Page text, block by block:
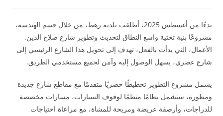
بدءًا من أغسطس 2025، أطلقت بلدية رهط، من خلال قسم الهندسة،
مشروعًا بنية تحتية واسع النطاق لتحديث وتطوير شارع صلاح الدين.
الأعمال، التي بدأت بالفعل، تهدف إلى تحويل هذا الشارع الرئيسي إلى
شارع عصري، يسهل الوصول إليه وآمن لجميع مستخدمي الطريق.
يشمل مشروع التطوير تخطيطًا حضريًا متقدمًا مع مقاطع شارع جديدة
ومطورة، ستشمل نظامًا منظمًا لوقوف السيارات، مسارات مخصصة
للدراجات، وأرصفة عريضة ومريحة للمشاة، مع مراعاة احتياجات